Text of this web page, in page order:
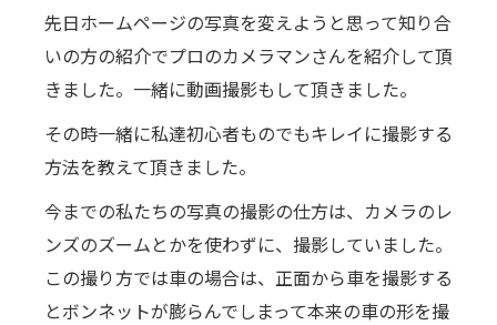
先日ホームページの写真を変えようと思って知り合
いの方の紹介でプロのカメラマンさんを紹介して頂
きました。一緒に動画撮影もして頂きました。
その時一緒に私達初心者ものでもキレイに撮影する
方法を教えて頂きました。
今までの私たちの写真の撮影の仕方は、カメラのレ
ンズのズームとかを使わずに、撮影していました。
この撮り方では車の場合は、正面から車を撮影する
とボンネットが膨らんでしまって本来の車の形を撮